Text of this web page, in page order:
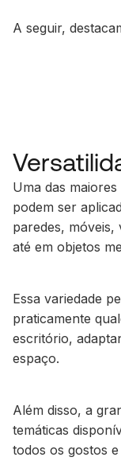
A seguir,
Uma das
podem ser
paredes, móveis,
até em objetos
Essa variedade
praticamente
escritório,
espaço.
Além disso, a
temáticas
todos os gostos